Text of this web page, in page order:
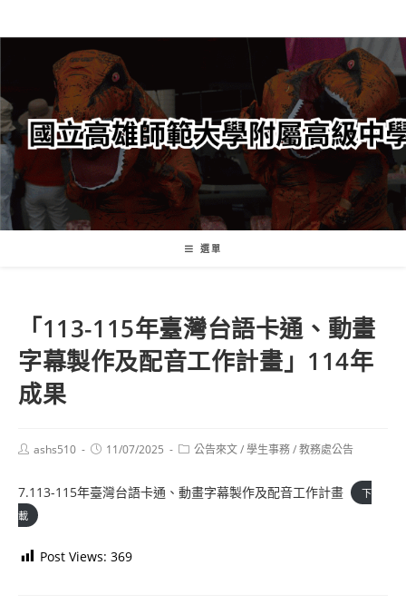
轉
要
內
容
選單
「113-115年臺灣台語卡通、動畫
字幕製作及配音工作計畫」114年
成果
Postashs510
Post11/07/2025
Post公告來文/學生事務/教務處公告
7.113-115年臺灣台語卡通、動畫字幕製作及配音工作計畫
下
載
Post Views: 369